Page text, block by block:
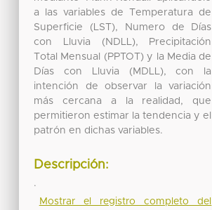
a las variables de Temperatura de
Superficie (LST), Numero de Días
con Lluvia (NDLL), Precipitación
Total Mensual (PPTOT) y la Media de
Días con Lluvia (MDLL), con la
intención de observar la variación
más cercana a la realidad, que
permitieron estimar la tendencia y el
patrón en dichas variables.
Descripción:
.
Mostrar el registro completo del